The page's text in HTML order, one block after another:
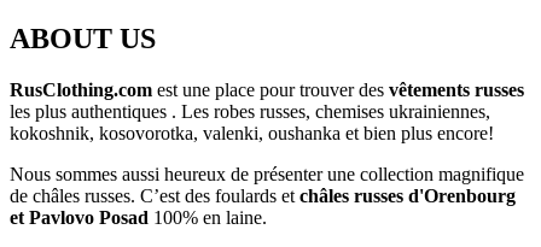
ABOUT US
RusClothing.com est une place pour trouver des vêtements russes
les plus authentiques . Les robes russes, chemises ukrainiennes,
kokoshnik, kosovorotka, valenki, oushanka et bien plus encore!
Nous sommes aussi heureux de présenter une collection magnifique
de châles russes. C’est des foulards et châles russes d'Orenbourg
et Pavlovo Posad 100% en laine.